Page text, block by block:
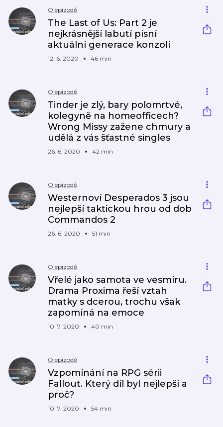
O epizodě
The Last of Us: Part 2 je
nejkrásnější labutí písní
aktuální generace konzolí
12. 6. 2020 46 min
O epizodě
Tinder je zlý, bary polomrtvé,
kolegyně na homeofficech?
Wrong Missy zažene chmury a
udělá z vás šťastné singles
26. 6. 2020 42 min
O epizodě
Westernoví Desperados 3 jsou
nejlepší taktickou hrou od dob
Commandos 2
26. 6. 2020 51 min
O epizodě
Vřelé jako samota ve vesmíru.
Drama Proxima řeší vztah
matky s dcerou, trochu však
zapomíná na emoce
10. 7. 2020 40 min
O epizodě
Vzpomínání na RPG sérii
Fallout. Který díl byl nejlepší a
proč?
10. 7. 2020 54 min